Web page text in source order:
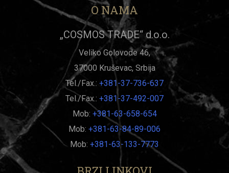
O NAMA
„COSMOS TRADE“ d.o.o.
Veliko Golovode 46,
37000 Kruševac, Srbija
Tel./Fax.: +381-37-736-637
Tel./Fax.: +381-37-492-007
Mob: +381-63-658-654
Mob: +381-63-84-89-006
Mob: +381-63-133-7773